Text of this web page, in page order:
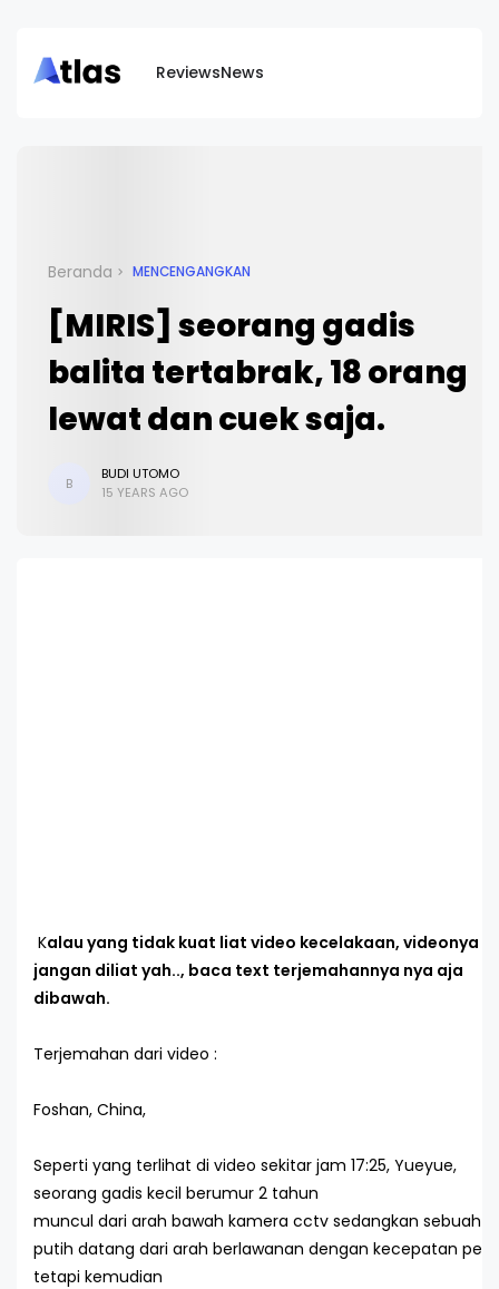
ReviewsNews
Beranda MENCENGANGKAN
[MIRIS] seorang gadis
balita tertabrak, 18 orang
lewat dan cuek saja.
B
BUDI UTOMO
15 YEARS AGO
Kalau yang tidak kuat liat video kecelakaan, videonya
jangan diliat yah.., baca text terjemahannya nya aja
dibawah.
Terjemahan dari video :
Foshan, China,
Seperti yang terlihat di video sekitar jam 17:25, Yueyue,
seorang gadis kecil berumur 2 tahun
muncul dari arah bawah kamera cctv sedangkan sebuah
putih datang dari arah berlawanan dengan kecepatan
tetapi kemudian